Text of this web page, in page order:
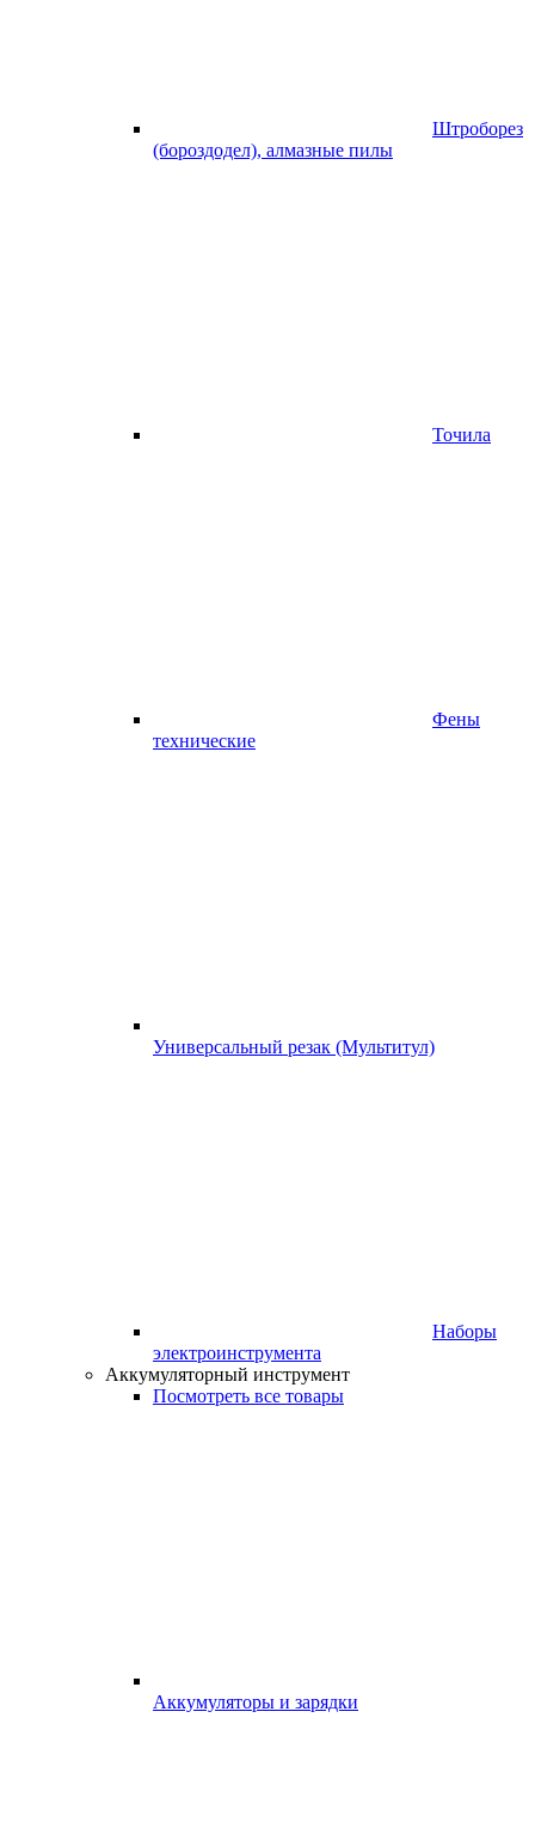
Штроборез
(бороздодел), алмазные пилы
Точила
Фены
технические
Универсальный резак (Мультитул)
Наборы
электроинструмента
Аккумуляторный инструмент
Посмотреть все товары
Аккумуляторы и зарядки